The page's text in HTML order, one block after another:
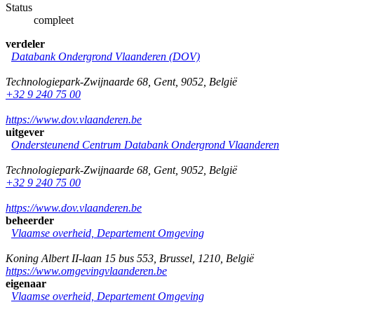
Status
compleet
verdeler
Databank Ondergrond Vlaanderen (DOV)
Technologiepark-Zwijnaarde 68 Gent, 9052 België
+32 9 240 75 00
https://www.dov.vlaanderen.be
uitgever
Ondersteunend Centrum Databank Ondergrond Vlaanderen
Technologiepark-Zwijnaarde 68 Gent, 9052 België
+32 9 240 75 00
https://www.dov.vlaanderen.be
beheerder
Vlaamse overheid, Departement Omgeving
Koning Albert II-laan 15 bus 553 Brussel 1210 België
https://www.omgevingvlaanderen.be
eigenaar
Vlaamse overheid, Departement Omgeving